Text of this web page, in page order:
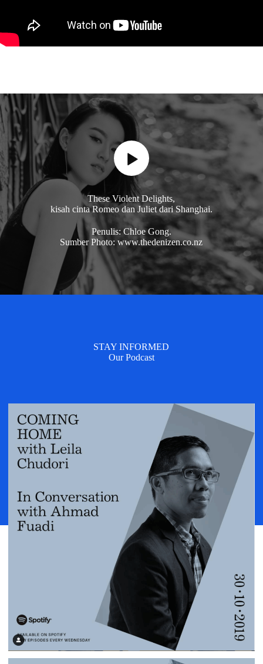
These Violent Delights,
kisah cinta Romeo dan Juliet dari Shanghai.
Penulis: Chloe Gong.
Sumber Photo: www.thedenizen.co.nz
STAY INFORMED
Our Podcast